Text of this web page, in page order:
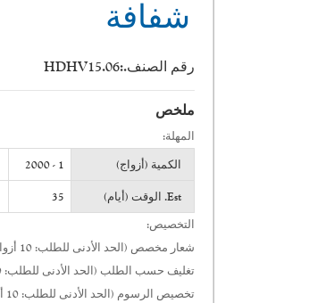
شفافة
رقم الصنف.:HDHV15.06
ملخص
المهلة:
الكمية (أزواج)
1 - 2000
Est. الوقت (أيام) 35
التخصيص:
شعار مخصص (الحد الأدنى للطلب: 10 أزواج)
تغليف حسب الطلب (الحد الأدنى للطلب: 10 أزواج)
تخصيص الرسوم (الحد الأدنى للطلب: 10 أزواج)